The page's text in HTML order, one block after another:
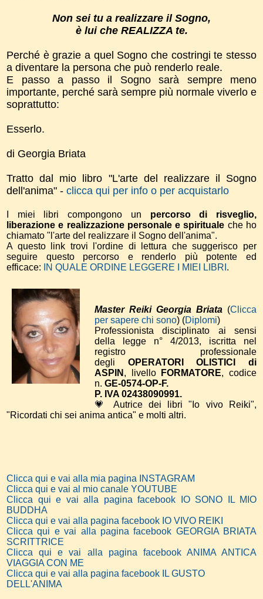
Non sei tu a realizzare il Sogno,
è lui che REALIZZA te.
Perché è grazie a quel Sogno che costringi te stesso
a diventare la persona che può renderlo reale.
E passo a passo il Sogno sarà sempre meno
importante, perché sarà sempre più normale viverlo e
soprattutto:
Esserlo.
di Georgia Briata
Tratto dal mio libro "L'arte del realizzare il Sogno
dell'anima" - clicca qui per info o per acquistarlo
I miei libri compongono un percorso di risveglio,
liberazione e realizzazione personale e spirituale che ho
chiamato "l'arte del realizzare il Sogno dell'anima".
A questo link trovi l'ordine di lettura che suggerisco per
seguire questo percorso e renderlo più potente ed
efficace:
IN QUALE ORDINE LEGGERE I MIEI LIBRI .
Master Reiki Georgia Briata (Clicca
per sapere chi sono) (Diplomi)
Professionista disciplinato ai sensi
della legge n° 4/2013, iscritta nel
registro professionale
degli OPERATORI OLISTICI di
ASPIN , livello FORMATORE, codice
n. GE-0574-OP-F.
P. IVA 02438090991.
💗 Autrice dei libri "Io vivo Reiki",
"Ricordati chi sei anima antica" e molti altri.
Clicca qui e vai alla mia pagina INSTAGRAM
Clicca qui e vai al mio canale YOUTUBE
Clicca qui e vai alla pagina facebook IO SONO IL MIO
BUDDHA
Clicca qui e vai alla pagina facebook IO VIVO REIKI
Clicca qui e vai alla pagina facebook GEORGIA BRIATA
SCRITTRICE
Clicca qui e vai alla pagina facebook ANIMA ANTICA
VIAGGIA CON ME
Clicca qui e vai alla pagina facebook IL GUSTO
DELL'ANIMA